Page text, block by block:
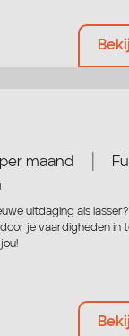
maand
uitdaging als
je vaardigheden in